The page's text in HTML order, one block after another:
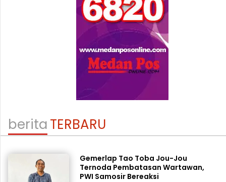
beritaTERBARU
Gemerlap Tao Toba Jou-Jou
Ternoda Pembatasan Wartawan,
PWI Samosir Bereaksi